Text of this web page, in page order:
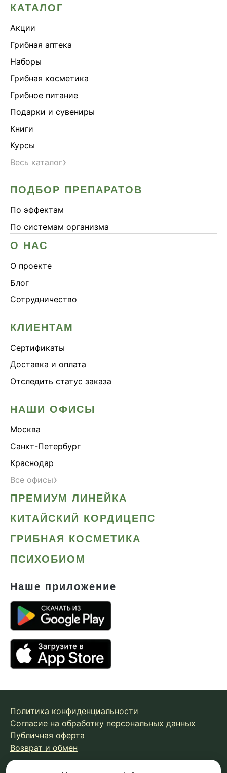
КАТАЛОГ
Акции
Грибная аптека
Наборы
Грибная косметика
Грибное питание
Подарки и сувениры
Книги
Курсы
Весь каталог›
ПОДБОР ПРЕПАРАТОВ
По эффектам
По системам организма
О НАС
О проекте
Блог
Сотрудничество
КЛИЕНТАМ
Сертификаты
Доставка и оплата
Отследить статус заказа
НАШИ ОФИСЫ
Москва
Санкт-Петербург
Краснодар
Все офисы›
ПРЕМИУМ ЛИНЕЙКА
КИТАЙСКИЙ КОРДИЦЕПС
ГРИБНАЯ КОСМЕТИКА
ПСИХОБИОМ
Наше приложение
Политика конфиденциальности
Согласие на обработку персональных данных
Публичная оферта
Возврат и обмен